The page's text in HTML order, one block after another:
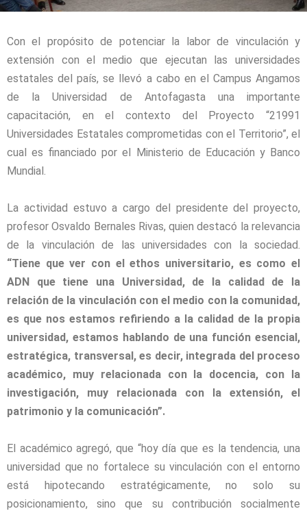
Con el propósito de potenciar la labor de vinculación y
extensión con el medio que ejecutan las universidades
estatales del país, se llevó a cabo en el Campus Angamos
de la Universidad de Antofagasta una importante
capacitación, en el contexto del Proyecto “21991
Universidades Estatales comprometidas con el Territorio”, el
cual es financiado por el Ministerio de Educación y Banco
Mundial.
La actividad estuvo a cargo del presidente del proyecto,
profesor Osvaldo Bernales Rivas, quien destacó la relevancia
de la vinculación de las universidades con la sociedad.
“Tiene que ver con el ethos universitario, es como el
ADN que tiene una Universidad, de la calidad de la
relación de la vinculación con el medio con la comunidad,
es que nos estamos refiriendo a la calidad de la propia
universidad, estamos hablando de una función esencial,
estratégica, transversal, es decir, integrada del proceso
académico, muy relacionada con la docencia, con la
investigación, muy relacionada con la extensión, el
patrimonio y la comunicación”.
El académico agregó, que “hoy día que es la tendencia, una
universidad que no fortalece su vinculación con el entorno
está hipotecando estratégicamente, no solo su
posicionamiento, sino que su contribución socialmente